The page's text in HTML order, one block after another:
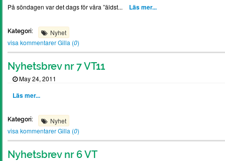
På söndagen var det dags för våra ”äldst...
Läs mer...
Kategori:
Nyhet
visa kommentarerGilla (0)
Nyhetsbrev nr 7 VT11
May 24, 2011
Läs mer...
Kategori:
Nyhet
visa kommentarerGilla (0)
Nyhetsbrev nr 6 VT